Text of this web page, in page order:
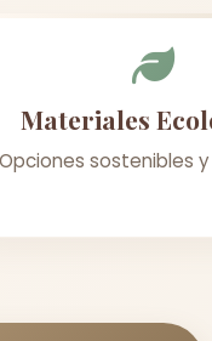
Materiales
Opciones sostenibles